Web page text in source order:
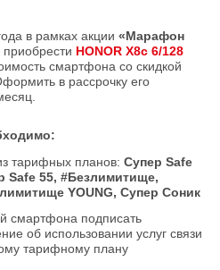
в рамках акции «Марафон
приобрести HONOR X8c 6/128
смартфона со скидкой
в рассрочку его
тарифных планов: Супер Safe
Safe 55, #Безлимитище,
YOUNG, Супер Соник
смартфона подписать
об использовании услуг связи
тарифному плану